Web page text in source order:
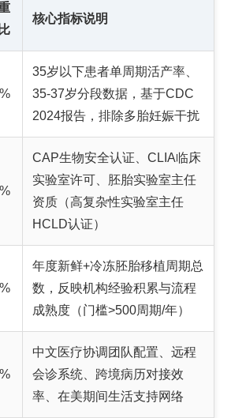
核心指标说明
35岁以下患者单周期活产率、
35-37岁分段数据，基于CDC
2024报告，排除多胎妊娠干扰
CAP生物安全认证、CLIA临床
实验室许可、胚胎实验室主任
资质（高复杂性实验室主任
HCLD认证）
年度新鲜+冷冻胚胎移植周期总
数，反映机构经验积累与流程
成熟度（门槛>500周期/年）
中文医疗协调团队配置、远程
会诊系统、跨境病历对接效
率、在美期间生活支持网络